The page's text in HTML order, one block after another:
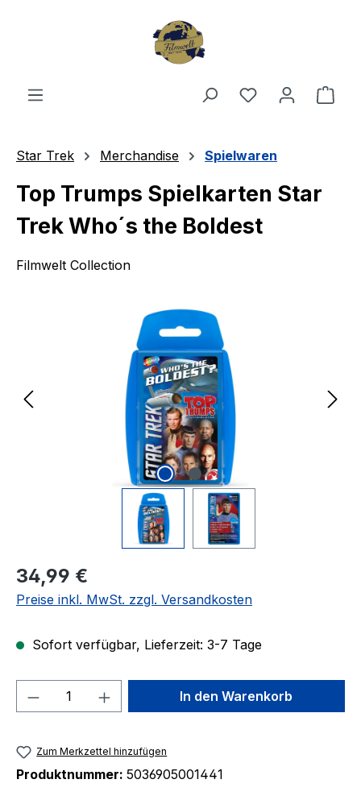
Du hast 0
Star Trek Merchandise Spielwaren
Top Trumps Spielkarten Star
Trek Who´s the Boldest
Filmwelt Collection
Regulärer Preis:
34,99 €
Preise inkl. MwSt. zzgl. Versandkosten
Sofort verfügbar, Lieferzeit: 3-7 Tage
Produkt Anzahl: Gib denIn den Warenkorb
Zum Merkzettel hinzufügen
Produktnummer: 5036905001441